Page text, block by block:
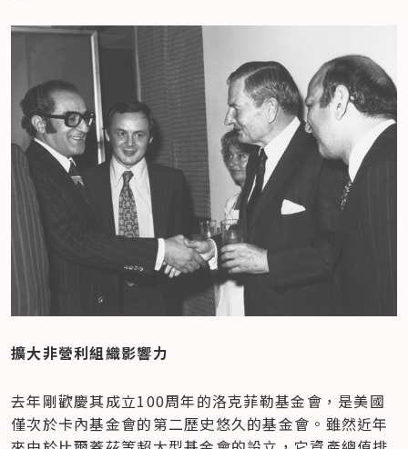
擴大非營利組織影響力
去年剛歡慶其成立100周年的洛克菲勒基金會，是美國
僅次於卡內基金會的第二歷史悠久的基金會。雖然近年